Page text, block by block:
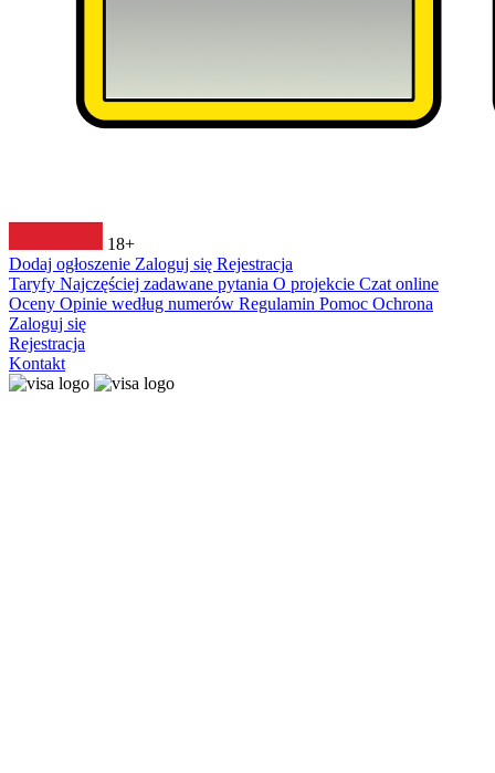
18+
Dodaj ogłoszenie Zaloguj się Rejestracja
Taryfy Najczęściej zadawane pytania O projekcie Czat online
Oceny Opinie według numerów Regulamin Pomoc Ochrona
Zaloguj się
Rejestracja
Kontakt